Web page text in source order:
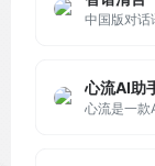
中国版对话
心流AI助